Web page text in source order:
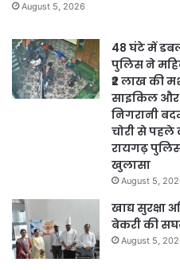
August 5, 2026
48 घंटे में
पुलिस ने
₹2 लाख की
साइकिल और
निगरानी
चोरी से पहले
रायगढ़
खुलासा
August 5,
खाद्य
बेकरी की
August 5,